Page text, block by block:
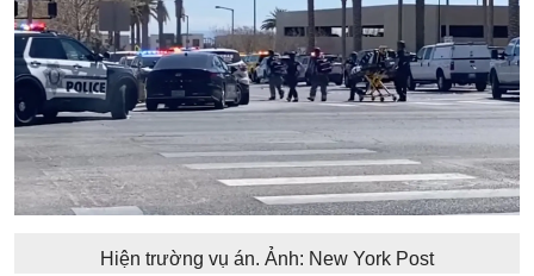
Hiện trường vụ án. Ảnh: New York Post